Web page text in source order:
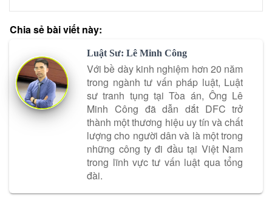
Chia sẻ bài viết này:
Luật Sư: Lê Minh Công
Với bề dày kinh nghiệm hơn 20 năm
trong ngành tư vấn pháp luật, Luật
sư tranh tụng tại Tòa án, Ông Lê
Minh Công đã dẫn dắt DFC trở
thành một thương hiệu uy tín và chất
lượng cho người dân và là một trong
những công ty đi đầu tại Việt Nam
trong lĩnh vực tư vấn luật qua tổng
đài.